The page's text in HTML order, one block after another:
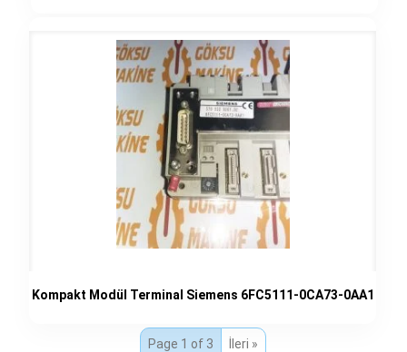
Kompakt Modül Terminal Siemens 6FC5111-0CA73-0AA1
Page 1 of 3 İleri »